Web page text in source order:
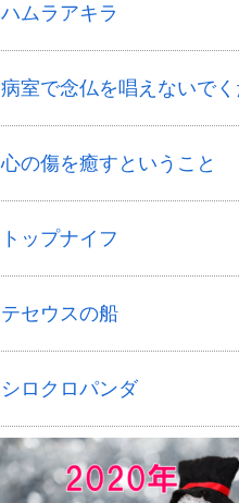
ハムラアキラ
病室で念仏を唱えないで
心の傷を癒すということ
トップナイフ
テセウスの船
シロクロパンダ